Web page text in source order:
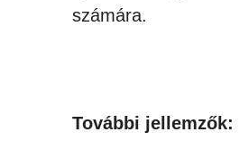
számára.
További jellemzők: